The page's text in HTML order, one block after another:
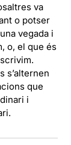
va
o potser
vegada i
o, el que és
s’alternen
que
i